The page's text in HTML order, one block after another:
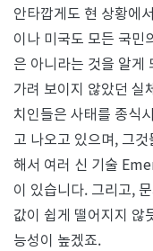
안타깝게도 현 상황에
이나 미국도 모든 국민
은 아니라는 것을 알게
가려 보이지 않았던 실
치인들은 사태를 종식
고 나오고 있으며, 그
해서 여러 신 기술
이 있습니다. 그리고,
값이 쉽게 떨어지지 않
능성이 높겠죠.